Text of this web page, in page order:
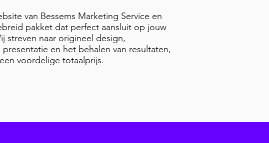
van Bessems Marketing Service en
pakket dat perfect aansluit op jouw
streven naar origineel design,
presentatie en het behalen van resultaten,
voordelige totaalprijs.